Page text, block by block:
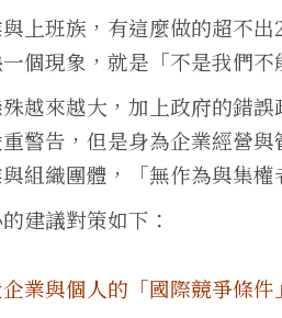
上班族，有這麼做的超不
個現象，就是「不是我們不
越來越大，加上政府的錯
警告，但是身為企業經營
組織團體，「無作為與集權
建議對策如下：
業與個人的「國際競爭條件」